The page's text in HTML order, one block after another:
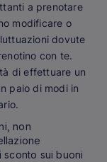
a prenotare
modificare o
dovute
con te.
di effettuare un
paio di modi in
non
sconto sui buoni